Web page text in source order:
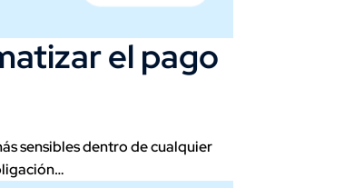
el pago
sensibles dentro de cualquier